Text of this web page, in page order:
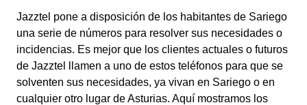
Jazztel pone a disposición de los habitantes de Sariego
una serie de números para resolver sus necesidades o
incidencias. Es mejor que los clientes actuales o futuros
de Jazztel llamen a uno de estos teléfonos para que se
solventen sus necesidades, ya vivan en Sariego o en
cualquier otro lugar de Asturias. Aquí mostramos los